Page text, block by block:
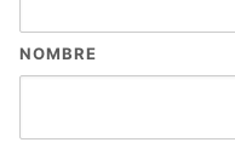
NOMBRE